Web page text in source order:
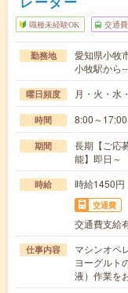
職種未経験OK 交通
勤務地
愛知県小牧
小牧駅から
曜日頻度 月・火・水
時間 8:00～
期間
長期【ご応
能】即日～
時給 時給1450
交通費
交通費支給
仕事内容
マシンオペ
ヨーグルト
液）作業を